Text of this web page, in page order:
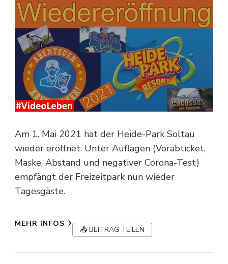
Am 1. Mai 2021 hat der Heide-Park Soltau
wieder eröffnet. Unter Auflagen (Vorabticket,
Maske, Abstand und negativer Corona-Test)
empfängt der Freizeitpark nun wieder
Tagesgäste.
MEHR INFOS
📤 BEITRAG TEILEN